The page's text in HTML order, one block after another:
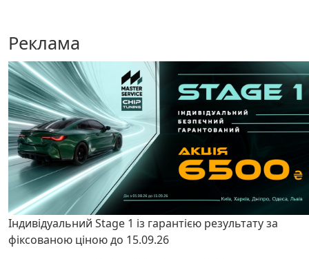
Реклама
Індивідуальний Stage 1 із гарантією результату за
фіксованою ціною до 15.09.26